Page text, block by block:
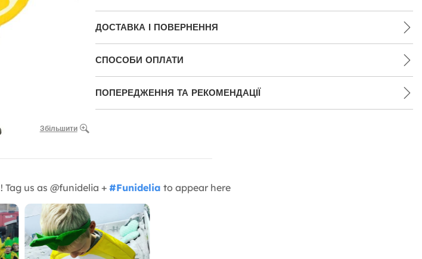
Збільшити
ДОСТАВКА І ПОВЕРНЕННЯ
СПОСОБИ ОПЛАТИ
ПОПЕРЕДЖЕННЯ ТА РЕКОМЕНДАЦІЇ
! Tag us as @funidelia + #Funidelia to appear here